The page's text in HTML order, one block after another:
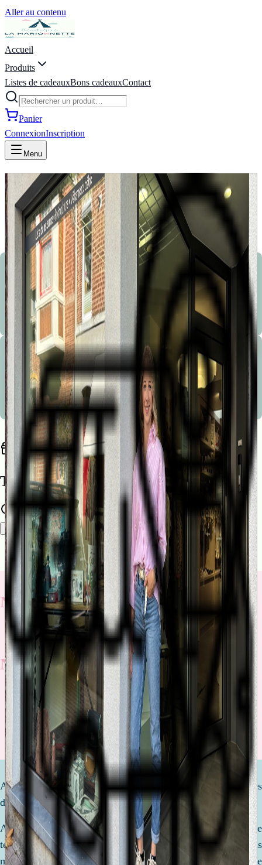
Aller au contenu
Accueil
Produits
Listes de cadeauxBons cadeauxContact
Panier
ConnexionInscription
Menu
La Marionnette - Puériculture,
Vêtements, Jeux, Listes de
naissance
Bienvenue à la Marionnette !
Les conseils avisés, la sympathie, le service, la disponibilité, le service après vente et le choix sont les
mots d’ordre de notre boutique.
Bienvenue à la Marionnette !
Les conseils avisés, la sympathie, le service, la disponibilité, le service après vente et le choix sont les
mots d’ordre de notre boutique.
Trouvez une liste de naissance
Rechercher
Nos nouveautés
Nos promotions
Découvrez toutes nos promotions
Attendre un enfant est l'une des étapes les plus importantes
de votre vie.
Afin de préparer la venue de ce petit être, nous prenons le
temps de discuter, de comparer et de vous conseiller. Nous
mettons tout en oeuvre pour réaliser ensemble une liste de